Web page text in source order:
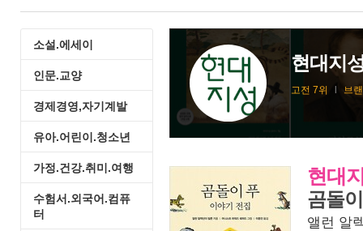
소설.에세이
인문.교양
경제경영,자기계발
유아.어린이.청소년
가정.건강.취미.여행
수험서.외국어.컴퓨
터
현대지
고전 7위 브
현대
곰돌
앨런 알